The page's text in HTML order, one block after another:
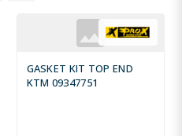
GASKET KIT TOP END
KTM 09347751